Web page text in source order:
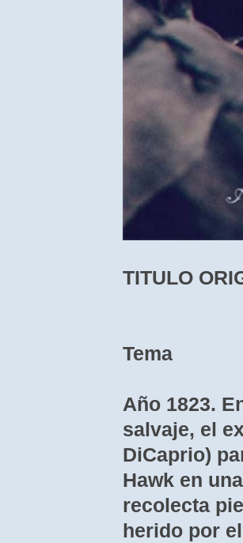
TITULO
Tema
Año 1823.
salvaje, el
DiCaprio)
Hawk en
recolecta
herido por